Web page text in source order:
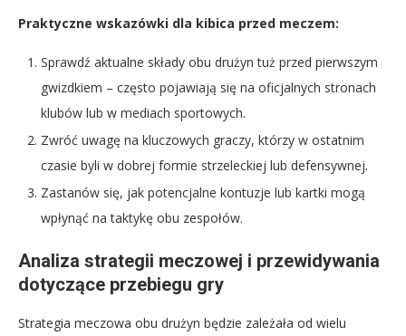
Praktyczne wskazówki dla kibica przed meczem:
Sprawdź aktualne składy obu drużyn tuż przed pierwszym
gwizdkiem – często pojawiają się na oficjalnych stronach
klubów lub w mediach sportowych.
Zwróć uwagę na kluczowych graczy, którzy w ostatnim
czasie byli w dobrej formie strzeleckiej lub defensywnej.
Zastanów się, jak potencjalne kontuzje lub kartki mogą
wpłynąć na taktykę obu zespołów.
Analiza strategii meczowej i przewidywania
dotyczące przebiegu gry
Strategia meczowa obu drużyn będzie zależała od wielu